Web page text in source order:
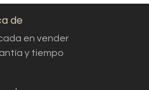
de
en vender
y tiempo